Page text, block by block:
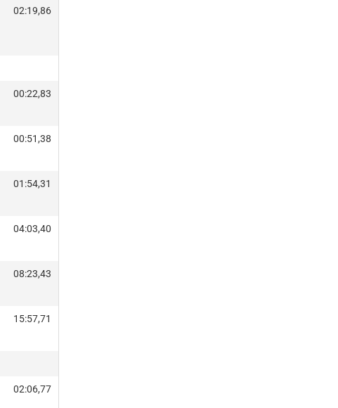
02:19,86
00:22,83
00:51,38
01:54,31
04:03,40
08:23,43
15:57,71
02:06,77